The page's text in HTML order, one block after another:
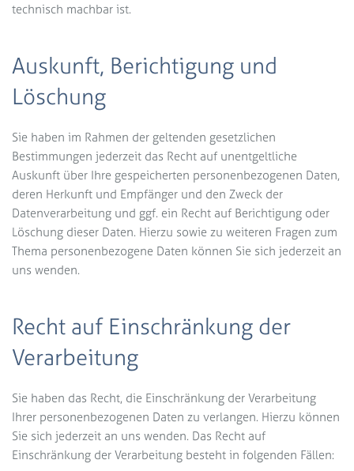
technisch machbar ist.
Auskunft, Berichtigung und
Löschung
Sie haben im Rahmen der geltenden gesetzlichen
Bestimmungen jederzeit das Recht auf unentgeltliche
Auskunft über Ihre gespeicherten personenbezogenen Daten,
deren Herkunft und Empfänger und den Zweck der
Datenverarbeitung und ggf. ein Recht auf Berichtigung oder
Löschung dieser Daten. Hierzu sowie zu weiteren Fragen zum
Thema personenbezogene Daten können Sie sich jederzeit an
uns wenden.
Recht auf Einschränkung der
Verarbeitung
Sie haben das Recht, die Einschränkung der Verarbeitung
Ihrer personenbezogenen Daten zu verlangen. Hierzu können
Sie sich jederzeit an uns wenden. Das Recht auf
Einschränkung der Verarbeitung besteht in folgenden Fällen: